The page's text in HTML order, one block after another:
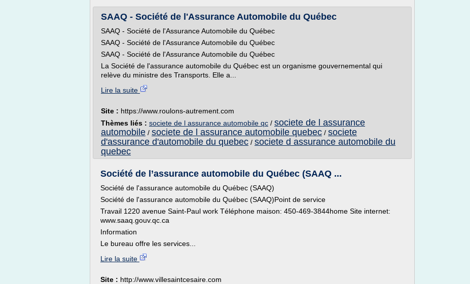
SAAQ - Société de l'Assurance Automobile du Québec
SAAQ - Société de l'Assurance Automobile du Québec
SAAQ - Société de l'Assurance Automobile du Québec
SAAQ - Société de l'Assurance Automobile du Québec
La Société de l'assurance automobile du Québec est un organisme gouvernemental qui
relève du ministre des Transports. Elle a...
Lire la suite
Site : https://www.roulons-autrement.com
Thèmes liés : societe de l assurance automobile qc / societe de l assurance
automobile / societe de l assurance automobile quebec / societe
d'assurance d'automobile du quebec / societe d assurance automobile du
quebec
Société de l’assurance automobile du Québec (SAAQ ...
Société de l'assurance automobile du Québec (SAAQ)
Société de l'assurance automobile du Québec (SAAQ)Point de service
Travail 1220 avenue Saint-Paul work Téléphone maison: 450-469-3844home Site internet:
www.saaq.gouv.qc.ca
Information
Le bureau offre les services...
Lire la suite
Site : http://www.villesaintcesaire.com